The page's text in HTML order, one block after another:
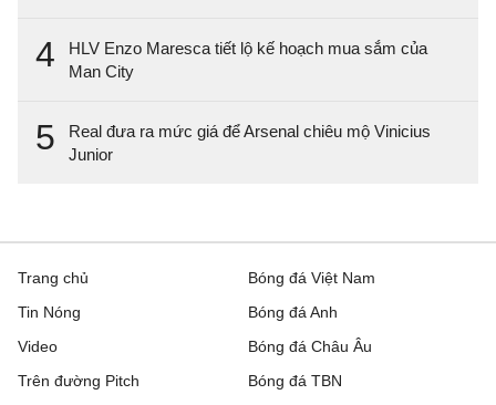
4
HLV Enzo Maresca tiết lộ kế hoạch mua sắm của
Man City
5
Real đưa ra mức giá để Arsenal chiêu mộ Vinicius
Junior
Trang chủ
Tin Nóng
Video
Trên đường Pitch
Bóng đá Việt Nam
Bóng đá Anh
Bóng đá Châu Âu
Bóng đá TBN